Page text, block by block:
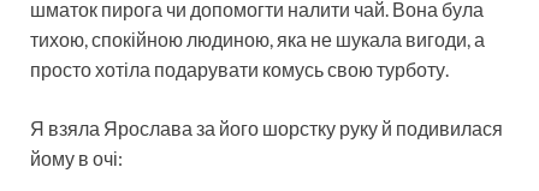
шматок пирога чи допомогти налити чай. Вона була
тихою, спокійною людиною, яка не шукала вигоди, а
просто хотіла подарувати комусь свою турботу.
Я взяла Ярослава за його шорстку руку й подивилася
йому в очі: